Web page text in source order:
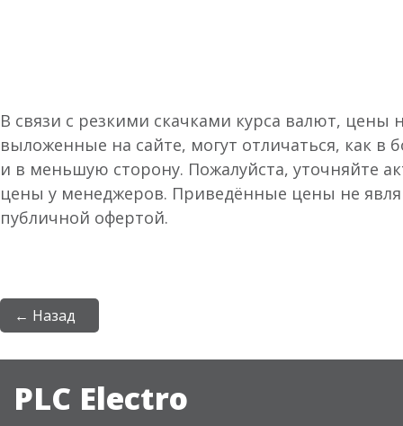
В связи с резкими скачками курса валют, цены
выложенные на сайте, могут отличаться, как в
и в меньшую сторону. Пожалуйста, уточняйте
цены у менеджеров. Приведённые цены не
публичной офертой.
← Назад
PLC Electro